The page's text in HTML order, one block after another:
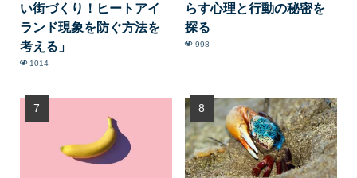
い街づくり！ヒートアイ
ランド現象を防ぐ方法を
考える」
1014
らす心理と行動の秘密を
探る
998